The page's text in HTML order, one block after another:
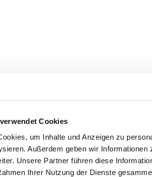
Cookies
um Inhalte und Anzeigen zu
Außerdem geben wir
Unsere Partner führen diese
Ihrer Nutzung der Dienste